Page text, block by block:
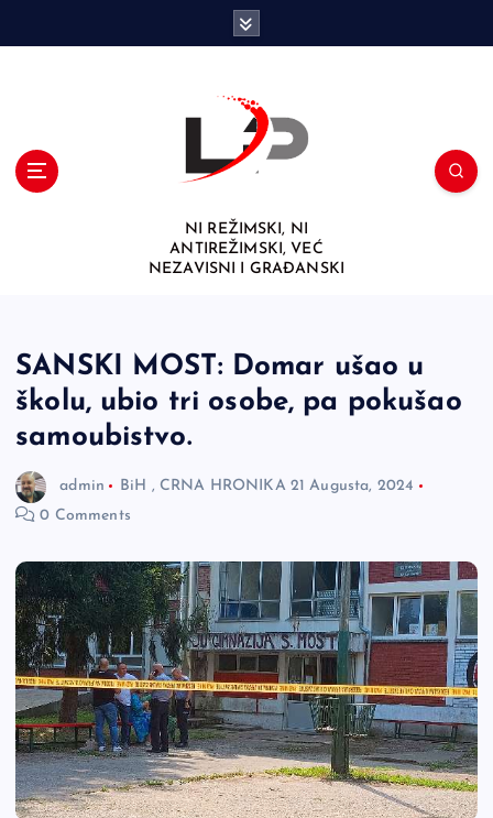
NI REŽIMSKI, NI
ANTIREŽIMSKI, VEĆ
NEZAVISNI I GRAĐANSKI
SANSKI MOST: Domar ušao u
školu, ubio tri osobe, pa pokušao
samoubistvo.
admin BiH , CRNA HRONIKA 21 Augusta, 2024
0 Comments